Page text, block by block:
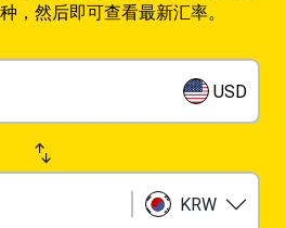
，然后即可查看最新汇率。
USD
KRW